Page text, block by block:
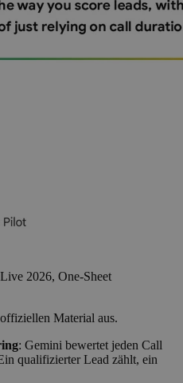
2026, One-Sheet
Material aus.
: Gemini bewertet jeden Call
qualifizierter Lead zählt, ein